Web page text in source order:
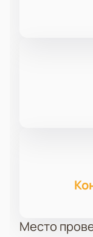
Место